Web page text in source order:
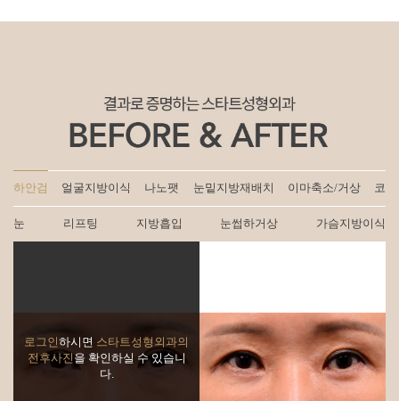
하안검 얼굴지방이식 나노팻 눈밑지방재배치 이마축소/거상 코
눈 리프팅 지방흡입 눈썹하거상 가슴지방이식
로그인하시면 스타트성형외과의
전후사진을 확인하실 수 있습니
다.